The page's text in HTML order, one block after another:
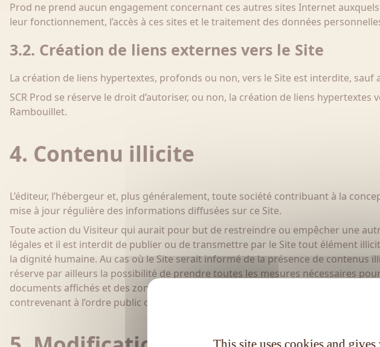
Prod ne prend aucun engagement concernant ces autres sites Internet
leur fonctionnement, l’accès à ces sites et le traitement des données
3.2. Création de liens externes vers le Site
La création de liens hypertextes, profonds ou non, vers le Site est interdite, sauf
SCR Prod se réserve le droit d’autoriser, ou non, la création de liens
Rambouillet.
4. Contenu illicite
L’éditeur, l’hébergeur et, plus généralement, toute société contribuant à la
mise à jour régulière des informations diffusées sur ce Site.
Toute action du Visiteur qui aurait pour but de restreindre ou empêcher une
légales et il est interdit de publier ou de transmettre par le Site tout élément
la dignité humaine. Au cas où le Site serait informé de la présence de contenus
réserve par ailleurs la possibilité de prendre toutes les mesures nécessaires
documents affichés et des zones publiques du Site pour vérifier leur conformité
contrevenant à l’ordre public ou aux bonnes mœurs.
This site uses cookies and